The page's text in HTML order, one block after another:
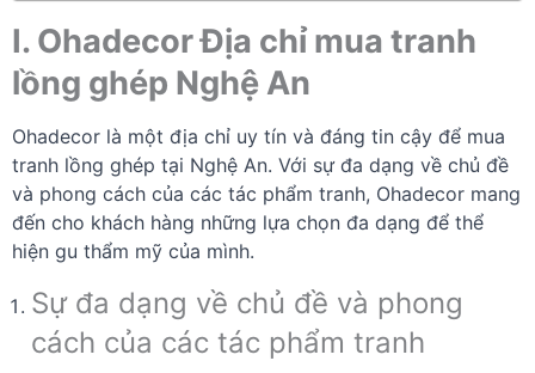
I. Ohadecor Địa chỉ mua tranh
lồng ghép Nghệ An
Ohadecor là một địa chỉ uy tín và đáng tin cậy để mua
tranh lồng ghép tại Nghệ An. Với sự đa dạng về chủ đề
và phong cách của các tác phẩm tranh, Ohadecor mang
đến cho khách hàng những lựa chọn đa dạng để thể
hiện gu thẩm mỹ của mình.
Sự đa dạng về chủ đề và phong
cách của các tác phẩm tranh